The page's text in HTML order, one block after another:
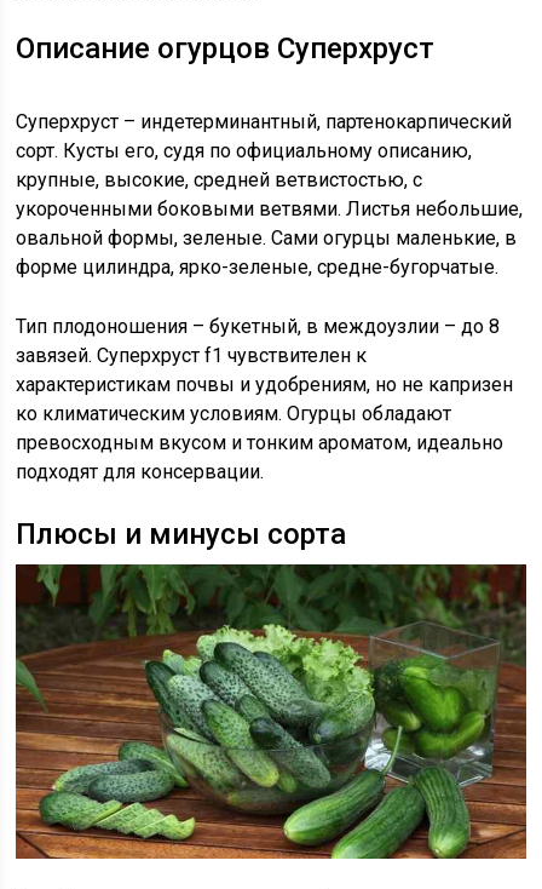
Описание огурцов Суперхруст
Суперхруст – индетерминантный, партенокарпический
сорт. Кусты его, судя по официальному описанию,
крупные, высокие, средней ветвистостью, с
укороченными боковыми ветвями. Листья небольшие,
овальной формы, зеленые. Сами огурцы маленькие, в
форме цилиндра, ярко-зеленые, средне-бугорчатые.
Тип плодоношения – букетный, в междоузлии – до 8
завязей. Суперхруст f1 чувствителен к
характеристикам почвы и удобрениям, но не капризен
ко климатическим условиям. Огурцы обладают
превосходным вкусом и тонким ароматом, идеально
подходят для консервации.
Плюсы и минусы сорта